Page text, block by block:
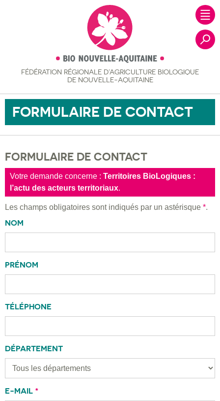
FÉDÉRATION RÉGIONALE D’AGRICULTURE BIOLOGIQUE
DE NOUVELLE-AQUITAINE
FORMULAIRE DE CONTACT
FORMULAIRE DE CONTACT
Votre demande concerne : Territoires BioLogiques :
l’actu des acteurs territoriaux.
Les champs obligatoires sont indiqués par un astérisque *.
NOM
PRÉNOM
TÉLÉPHONE
DÉPARTEMENT
E-MAIL *